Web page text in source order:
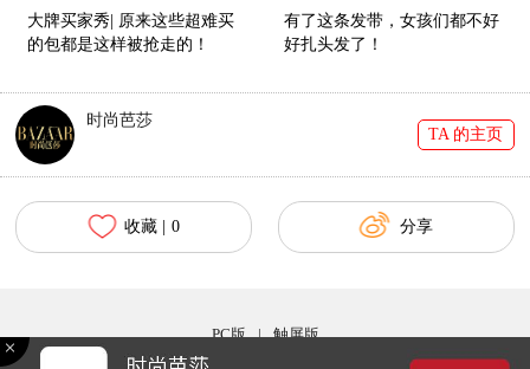
大牌买家秀| 原来这些超难买
的包都是这样被抢走的！
有了这条发带，女孩们都不好
好扎头发了！
时尚芭莎
TA 的主页
收藏 | 0 分享
PC版 | 触屏版